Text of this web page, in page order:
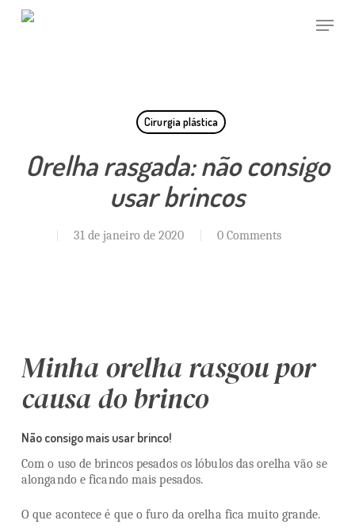
Menu
Cirurgia plástica
Orelha rasgada: não consigo
usar brincos
31 de janeiro de 2020 0 Comments
Minha orelha rasgou por
causa do brinco
Não consigo mais usar brinco!
Com o uso de brincos pesados os lóbulos das orelha vão se
alongando e ficando mais pesados.
O que acontece é que o furo da orelha fica muito grande.